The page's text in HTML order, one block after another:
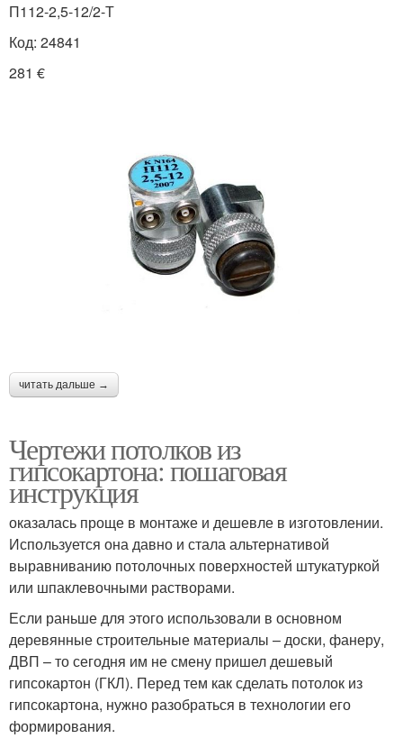
П112-2,5-12/2-Т
Код: 24841
281 €
читать дальше →
Чертежи потолков из
гипсокартона: пошаговая
инструкция
оказалась проще в монтаже и дешевле в изготовлении.
Используется она давно и стала альтернативой
выравниванию потолочных поверхностей штукатуркой
или шпаклевочными растворами.
Если раньше для этого использовали в основном
деревянные строительные материалы – доски, фанеру,
ДВП – то сегодня им не смену пришел дешевый
гипсокартон (ГКЛ). Перед тем как сделать потолок из
гипсокартона, нужно разобраться в технологии его
формирования.